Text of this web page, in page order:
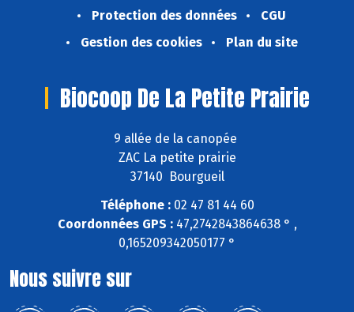
Protection des données
CGU
Gestion des cookies
Plan du site
Biocoop De La Petite Prairie
9 allée de la canopée
ZAC La petite prairie
37140 Bourgueil
Téléphone :02 47 81 44 60
Coordonnées GPS :47,2742843864638 ° ,
0,165209342050177 °
Nous suivre sur